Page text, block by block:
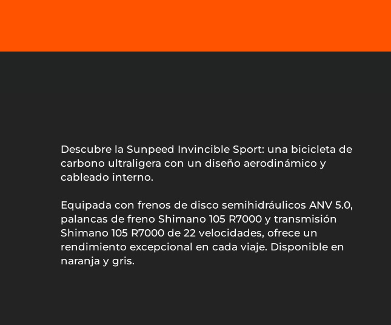
Descubre la Sunpeed Invincible Sport: una bicicleta de
carbono ultraligera con un diseño aerodinámico y
cableado interno.
Equipada con frenos de disco semihidráulicos ANV 5.0,
palancas de freno Shimano 105 R7000 y transmisión
Shimano 105 R7000 de 22 velocidades, ofrece un
rendimiento excepcional en cada viaje. Disponible en
naranja y gris.